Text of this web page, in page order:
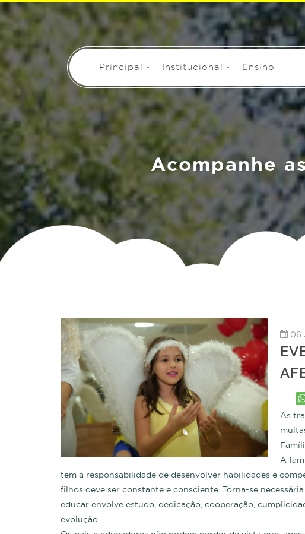
Principal Institucional Ensino
Acompanhe
06
As
A
tem a responsabilidade de desenvolver habilidades e
filhos deve ser constante e consciente. Torna-se
educar envolve estudo, dedicação, cooperação,
evolução.